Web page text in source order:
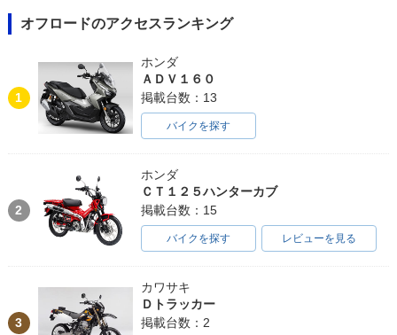
オフロードのアクセスランキング
1
ホンダ
ＡＤＶ１６０
掲載台数：13
バイクを探す
2
ホンダ
ＣＴ１２５ハンターカブ
掲載台数：15
バイクを探す レビューを見る
3
カワサキ
Ｄトラッカー
掲載台数：2